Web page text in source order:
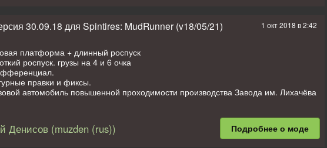
аддонов;
Владимир Высокий, выложен с разрешения автора.
Алексею Бочкову aka Casper_B_A.
коники спасибо ronnie.
1 окт 2018 в 2:42
30.09.18 для Spintires: MudRunner (v18/05/21)
платформа + длинный роспуск
роспуск. грузы на 4 и 6 очка
правки и фиксы.
автомобиль повышенной проходимости производства Завода им. Лихачёва
151 с незначительными изменениями. В ВС был впоследствии заменён на
Всего было выпущено 797 934 экземпляра всех модификаций. Создан в
производился с 1958 по 1991 (на самом ЗИЛе - до 1978). Последний задел
Подробнее о моде
Денисов (muzden (rus))